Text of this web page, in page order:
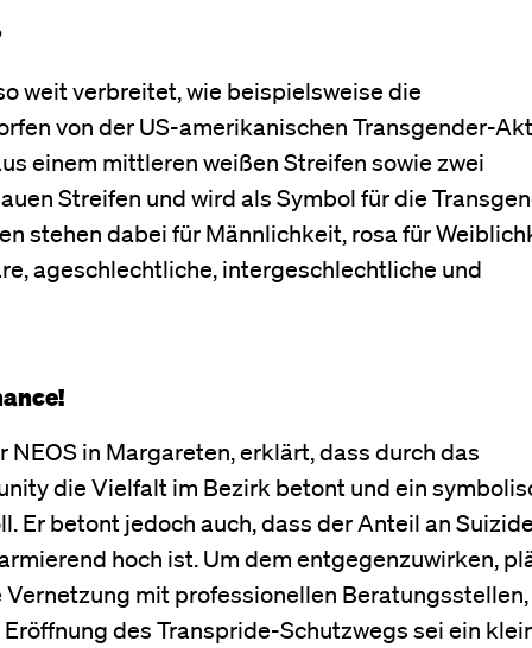
weit verbreitet, wie beispielsweise die
von der US-amerikanischen Transgender-
einem mittleren weißen Streifen sowie zwei
Streifen und wird als Symbol für die
stehen dabei für Männlichkeit, rosa für
ageschlechtliche, intergeschlechtliche und
in Margareten, erklärt, dass durch das
die Vielfalt im Bezirk betont und ein
Er betont jedoch auch, dass der Anteil an
hoch ist. Um dem entgegenzuwirken,
mit professionellen Beratungsstellen,
des Transpride-Schutzwegs sei ein